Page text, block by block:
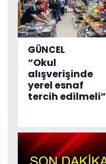
GÜNCEL
“Okul
alışverişinde
yerel esnaf
tercih edilmeli”